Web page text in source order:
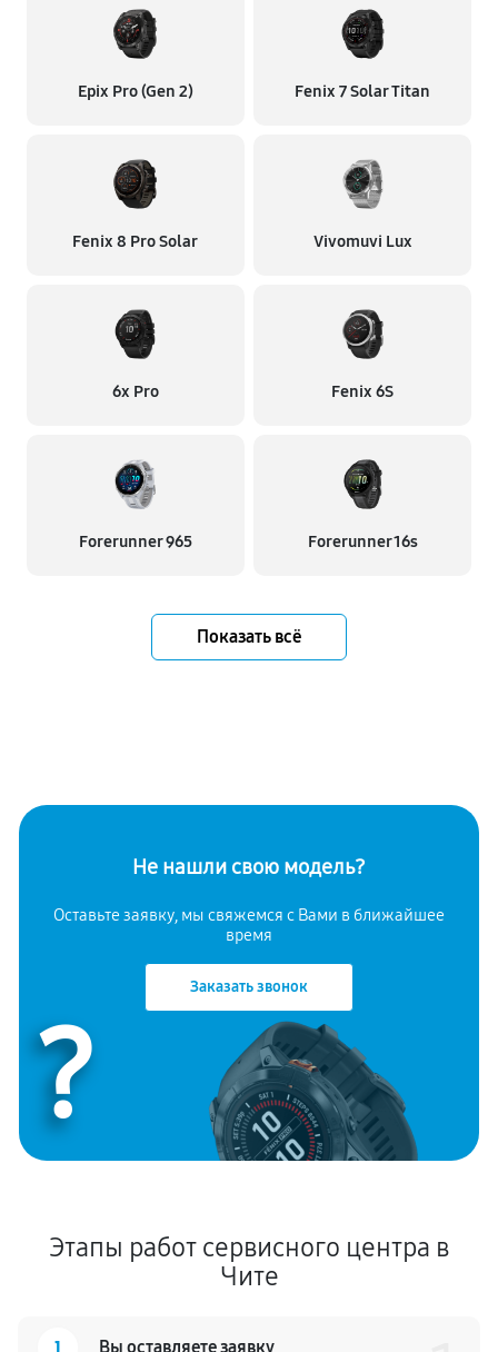
Epix Pro (Gen 2) Fenix 7 Solar Titan
Fenix 8 Pro Solar Vivomuvi Lux
6x Pro Fenix 6S
Forerunner 965 Forerunner 16s
Показать всё
Не нашли свою модель?
Оставьте заявку, мы свяжемся с Вами в ближайшее
время
Заказать звонок
?
Этапы работ сервисного центра в
Чите
1 Вы оставляете заявку